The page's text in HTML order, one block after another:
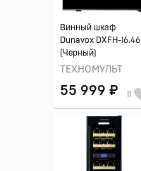
Винный шкаф
Dunavox DXFH-16.46
(Черный)
ТЕХНОМУЛЬТ
55 999 ₽ 11